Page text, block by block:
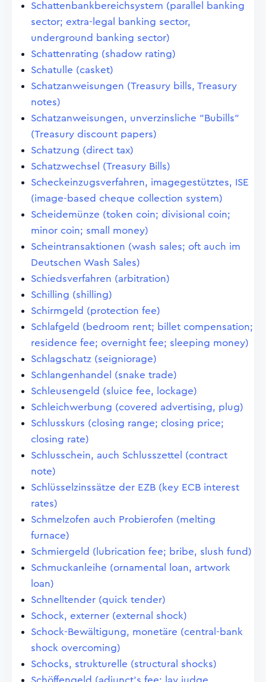
Schattenbankbereichsystem (parallel banking
sector; extra-legal banking sector,
underground banking sector)
Schattenrating (shadow rating)
Schatulle (casket)
Schatzanweisungen (Treasury bills, Treasury
notes)
Schatzanweisungen, unverzinsliche "Bubills"
(Treasury discount papers)
Schatzung (direct tax)
Schatzwechsel (Treasury Bills)
Scheckeinzugsverfahren, imagegestütztes, ISE
(image-based cheque collection system)
Scheidemünze (token coin; divisional coin;
minor coin; small money)
Scheintransaktionen (wash sales; oft auch im
Deutschen Wash Sales)
Schiedsverfahren (arbitration)
Schilling (shilling)
Schirmgeld (protection fee)
Schlafgeld (bedroom rent; billet compensation;
residence fee; overnight fee; sleeping money)
Schlagschatz (seigniorage)
Schlangenhandel (snake trade)
Schleusengeld (sluice fee, lockage)
Schleichwerbung (covered advertising, plug)
Schlusskurs (closing range; closing price;
closing rate)
Schlusschein, auch Schlusszettel (contract
note)
Schlüsselzinssätze der EZB (key ECB interest
rates)
Schmelzofen auch Probierofen (melting
furnace)
Schmiergeld (lubrication fee; bribe, slush fund)
Schmuckanleihe (ornamental loan, artwork
loan)
Schnelltender (quick tender)
Schock, externer (external shock)
Schock-Bewältigung, monetäre (central-bank
shock overcoming)
Schocks, strukturelle (structural shocks)
Schöffengeld (adjunct's fee; lay judge